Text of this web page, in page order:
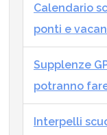
Calendario
ponti e
Supplenze
potranno
Interpelli